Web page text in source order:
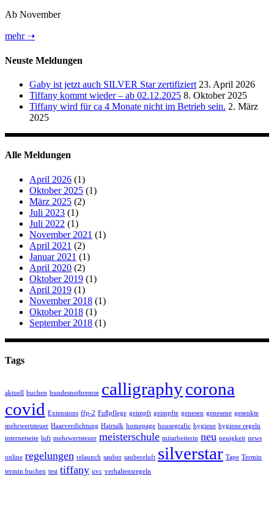
Ab November
mehr ➝
Neuste Meldungen
Gaby ist jetzt auch SILVER Star zertifiziert 23. April 2026
Tiffany kommt wieder – ab 02.12.2025 8. Oktober 2025
Tiffany wird für ca 4 Monate nicht im Betrieb sein. 2. März
2025
Alle Meldungen
April 2026 (1)
Oktober 2025 (1)
März 2025 (2)
Juli 2023 (1)
Juli 2022 (1)
November 2021 (1)
April 2021 (2)
Januar 2021 (1)
April 2020 (2)
Oktober 2019 (1)
April 2019 (1)
November 2018 (1)
Oktober 2018 (1)
September 2018 (1)
Tags
aktuell buchen bundesnotbremse calligraphycorona
covid Extensions ffp-2 Fußpflege geimpft geimpfte genesen genesene gesenkte
mehrwertsteuer Haarverdichtung Hairtalk homepage housegrafic hygiene hygiene regeln
internetseite luft mehrwertsteuer meisterschule mitarbeiterin neu neuigkeit news
online regelungen relaunch sauber saubereluft silverstar Tape Termin
termin buchen test tiffany uvc verhaltensregeln